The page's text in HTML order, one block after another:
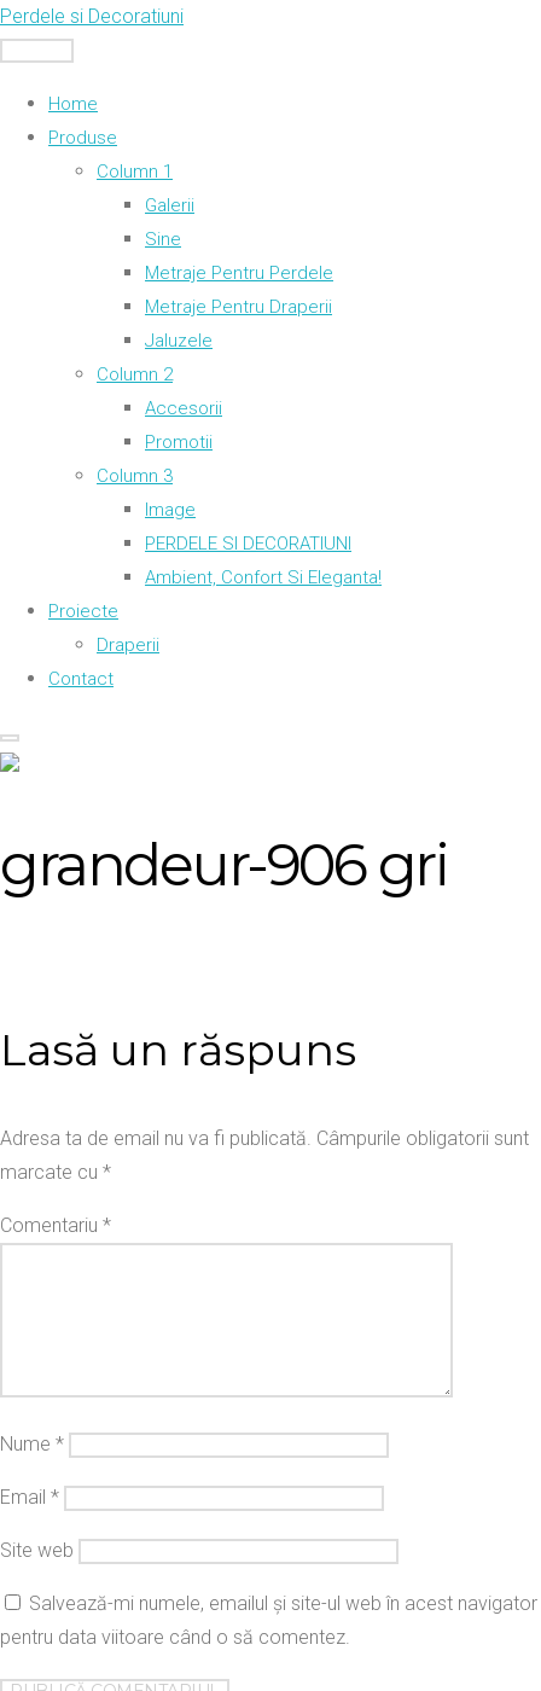
Skip
Perdele si Decoratiuni
Home
Produse
Column 1
Galerii
Sine
Metraje Pentru Perdele
Metraje Pentru Draperii
Jaluzele
Column 2
Accesorii
Promotii
Column 3
Image
PERDELE SI DECORATIUNI
Ambient, Confort Si Eleganta!
Proiecte
Draperii
Contact
grandeur-906 gri
Lasă un răspuns
Adresa ta de email nu va fi publicată. Câmpurile obligatorii sunt
marcate cu *
Comentariu *
Nume *
Email *
Site web
Salvează-mi numele, emailul și site-ul web în acest navigator
pentru data viitoare când o să comentez.